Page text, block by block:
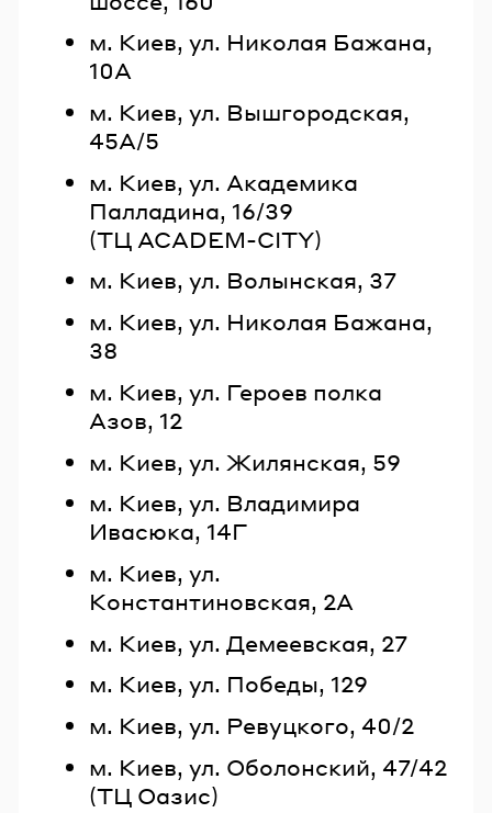
м. Киев, ул. Николая Бажана,
10А
м. Киев, ул. Вышгородская,
45А/5
м. Киев, ул. Академика
Палладина, 16/39
(ТЦ ACADEM-CITY)
м. Киев, ул. Волынская, 37
м. Киев, ул. Николая Бажана,
38
м. Киев, ул. Героев полка
Азов, 12
м. Киев, ул. Жилянская, 59
м. Киев, ул. Владимира
Ивасюка, 14Г
м. Киев, ул.
Константиновская, 2А
м. Киев, ул. Демеевская, 27
м. Киев, ул. Победы, 129
м. Киев, ул. Ревуцкого, 40/2
м. Киев, ул. Оболонский, 47/42
(ТЦ Оазис)